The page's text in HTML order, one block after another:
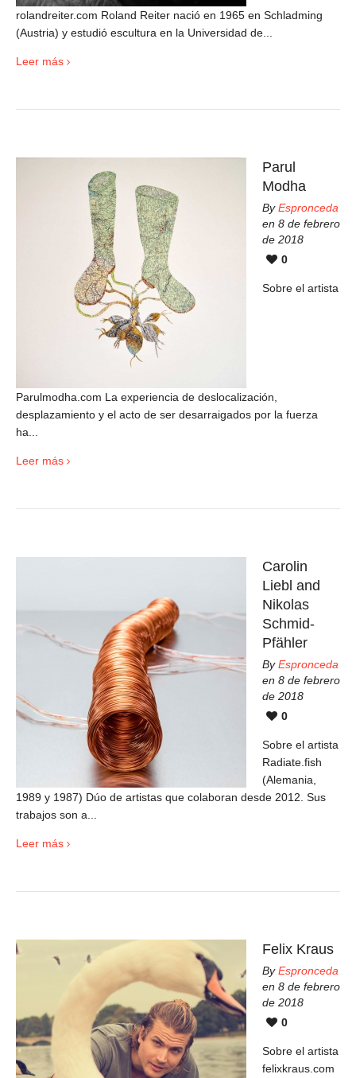
rolandreiter.com Roland Reiter nació en 1965 en Schladming
(Austria) y estudió escultura en la Universidad de...
Leer más
Parul
Modha
ByEspronceda
en 8 de febrero
de 2018
0
Sobre el artista
Parulmodha.com La experiencia de deslocalización,
desplazamiento y el acto de ser desarraigados por la fuerza
ha...
Leer más
Carolin
Liebl and
Nikolas
Schmid-
Pfähler
ByEspronceda
en 8 de febrero
de 2018
0
Sobre el artista
Radiate.fish
(Alemania,
1989 y 1987) Dúo de artistas que colaboran desde 2012. Sus
trabajos son a...
Leer más
Felix Kraus
ByEspronceda
en 8 de febrero
de 2018
0
Sobre el artista
felixkraus.com